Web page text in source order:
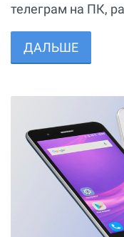
телеграм на ПК,
ДАЛЬШЕ